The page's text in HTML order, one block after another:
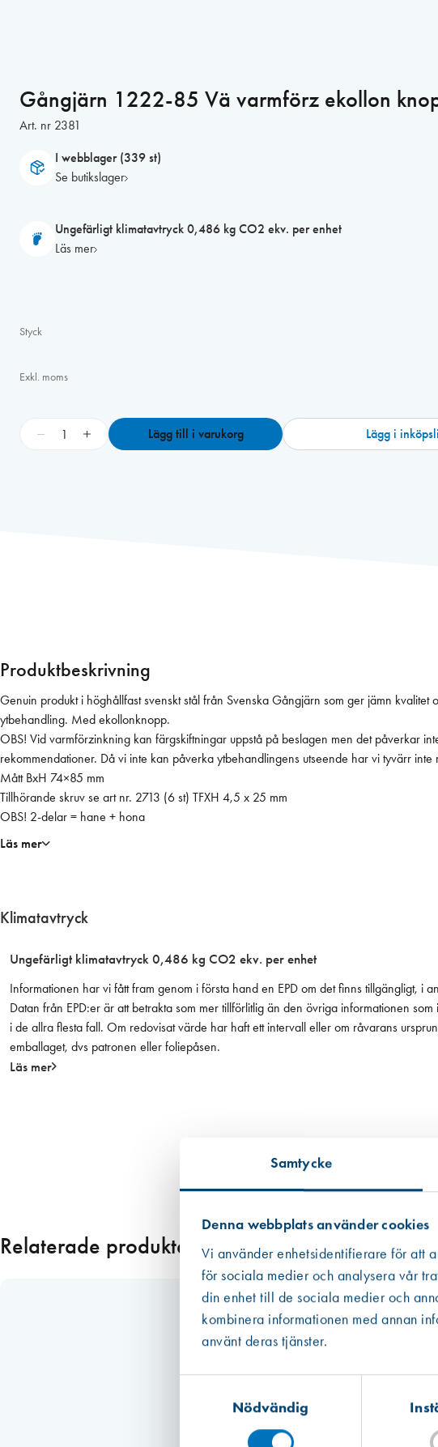
Samtycke
Denna webbplats använder cookies
Vi använder enhetsidentifierare för att
för sociala medier och analysera vår
din enhet till de sociala medier och
kombinera informationen med annan
använt deras tjänster.
Nödvändig
Gångjärn 1222-85 Vä varmförz ekollon
Art. nr 2381
I webblager (339 st)
Se butikslager
Ungefärligt klimatavtryck 0,486 kg CO2 ekv. per enhet
Läs mer
Styck
Exkl. moms
8
5
V
ä
v
a
r
m
e
l
o
n
k
n
/
+ Lägg till i varukorg Lägg i
Klimatavtryck
Ungefärligt klimatavtryck 0,486 kg CO2 ekv. per enhet
Informationen har vi fått fram genom i första hand en EPD om det finns tillgängligt,
Datan från EPD:er är att betrakta som mer tillförlitlig än den övriga informationen
i de allra flesta fall. Om redovisat värde har haft ett intervall eller om råvarans
emballaget, dvs patronen eller foliepåsen.
Läs mer
Produktbeskrivning
Genuin produkt i höghållfast svenskt stål från Svenska Gångjärn som ger jämn
ytbehandling. Med ekollonknopp.
OBS! Vid varmförzinkning kan färgskiftningar uppstå på beslagen men det påverkar
rekommendationer. Då vi inte kan påverka ytbehandlingens utseende har vi tyvärr
Mått BxH 74×85 mm
Tillhörande skruv se art nr. 2713 (6 st) TFXH 4,5 x 25 mm
OBS! 2-delar = hane + hona
Läs mer
Relaterade produkter